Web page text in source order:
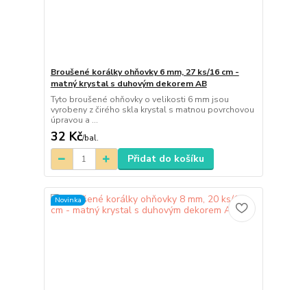
Broušené korálky ohňovky 6 mm, 27 ks/16 cm -
matný krystal s duhovým dekorem AB
Tyto broušené ohňovky o velikosti 6 mm jsou
vyrobeny z čirého skla krystal s matnou povrchovou
úpravou a ...
32 Kč/bal.
Přidat do košíku
Novinka